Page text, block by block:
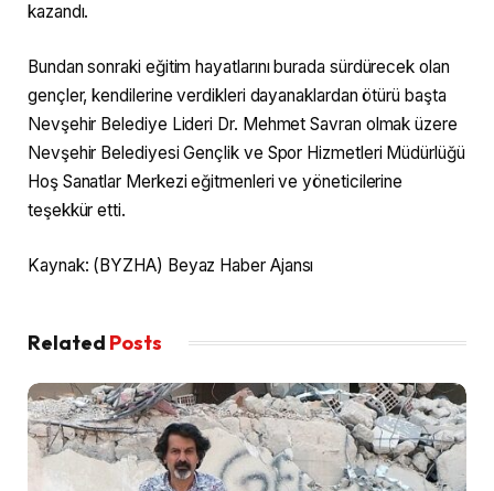
kazandı.
Bundan sonraki eğitim hayatlarını burada sürdürecek olan
gençler, kendilerine verdikleri dayanaklardan ötürü başta
Nevşehir Belediye Lideri Dr. Mehmet Savran olmak üzere
Nevşehir Belediyesi Gençlik ve Spor Hizmetleri Müdürlüğü
Hoş Sanatlar Merkezi eğitmenleri ve yöneticilerine
teşekkür etti.
Kaynak: (BYZHA) Beyaz Haber Ajansı
Related Posts